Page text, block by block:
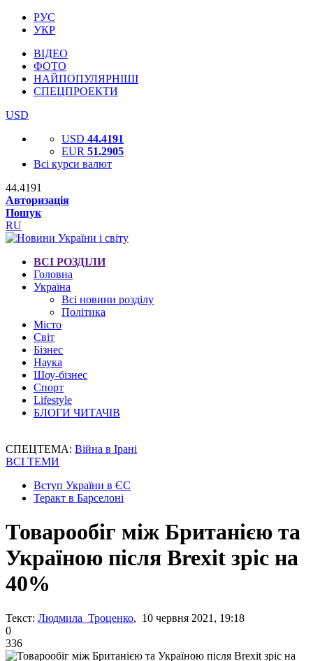
РУС
УКР
ВІДЕО
ФОТО
НАЙПОПУЛЯРНІШІ
СПЕЦПРОЕКТИ
USD
USD 44.4191
EUR 51.2905
Всі курси валют
44.4191
Авторизація
Пошук
RU
ВСІ РОЗДІЛИ
Головна
Україна
Всі новини розділу
Політика
Місто
Світ
Бізнес
Наука
Шоу-бізнес
Спорт
Lifestyle
БЛОГИ ЧИТАЧІВ
СПЕЦТЕМА: Війна в Ірані
ВСІ ТЕМИ
Вступ України в ЄС
Теракт в Барселоні
Товарообіг між Британією та
Україною після Brexit зріс на
40%
Текст: Людмила Троценко, 10 червня 2021, 19:18
0
336